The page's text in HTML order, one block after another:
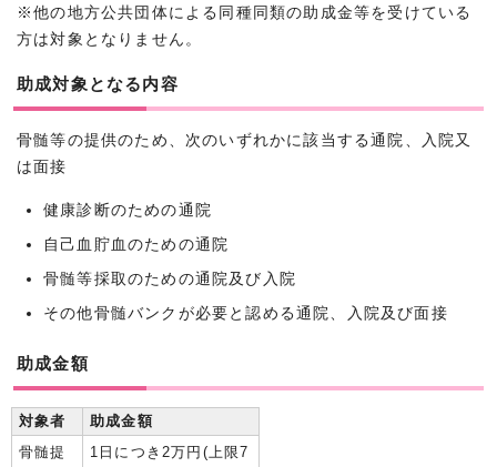
※他の地方公共団体による同種同類の助成金等を受けている
方は対象となりません。
助成対象となる内容
骨髄等の提供のため、次のいずれかに該当する通院、入院又
は面接
健康診断のための通院
自己血貯血のための通院
骨髄等採取のための通院及び入院
その他骨髄バンクが必要と認める通院、入院及び面接
助成金額
対象者
助成金額
骨髄提
1日につき2万円(上限7